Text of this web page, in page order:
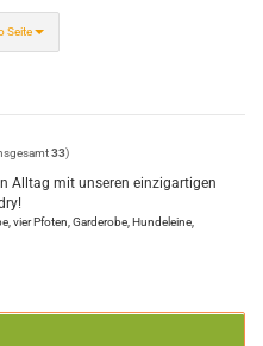
Seite
33)
Alltag mit unseren einzigartigen
vier Pfoten, Garderobe, Hundeleine,